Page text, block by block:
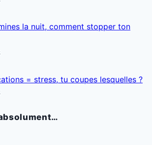
la nuit, comment stopper ton
= stress, tu coupes lesquelles ?